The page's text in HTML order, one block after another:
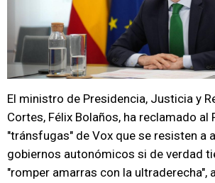
El ministro de Presidencia, Justicia y
Cortes, Félix Bolaños, ha reclamado al
"tránsfugas" de Vox que se resisten a
gobiernos autonómicos si de verdad
"romper amarras con la ultraderecha",